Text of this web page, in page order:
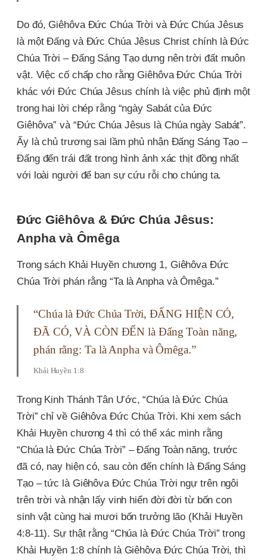
Do đó, Giêhôva Đức Chúa Trời và Đức Chúa Jêsus
là một Đấng và Đức Chúa Jêsus Christ chính là Đức
Chúa Trời – Đấng Sáng Tạo dựng nên trời đất muôn
vật. Việc cố chấp cho rằng Giêhôva Đức Chúa Trời
khác với Đức Chúa Jêsus chính là việc phủ định một
trong hai lời chép rằng “ngày Sabát của Đức
Giêhôva” và “Đức Chúa Jêsus là Chúa ngày Sabát”.
Ấy là chủ trương sai lầm phủ nhận Đấng Sáng Tạo –
Đấng đến trái đất trong hình ảnh xác thịt đồng nhất
với loài người để ban sự cứu rỗi cho chúng ta.
Đức Giêhôva & Đức Chúa Jêsus:
Anpha và Ômêga
Trong sách Khải Huyền chương 1, Giêhôva Đức
Chúa Trời phán rằng “Ta là Anpha và Ômêga.”
“Chúa là Ðức Chúa Trời, ÐẤNG HIỆN CÓ,
ÐÃ CÓ, VÀ CÒN ÐẾN là Ðấng Toàn năng,
phán rằng: Ta là Anpha và Ômêga.”
Khải Huyền 1:8
Trong Kinh Thánh Tân Ước, “Chúa là Đức Chúa
Trời” chỉ về Giêhôva Đức Chúa Trời. Khi xem sách
Khải Huyền chương 4 thì có thể xác minh rằng
“Chúa là Đức Chúa Trời” – Đấng Toàn năng, trước
đã có, nay hiện có, sau còn đến chính là Đấng Sáng
Tạo – tức là Giêhôva Đức Chúa Trời ngự trên ngôi
trên trời và nhận lấy vinh hiển đời đời từ bốn con
sinh vật cùng hai mươi bốn trưởng lão (Khải Huyền
4:8-11). Sự thật rằng “Chúa là Đức Chúa Trời” trong
Khải Huyền 1:8 chính là Giêhôva Đức Chúa Trời, thì